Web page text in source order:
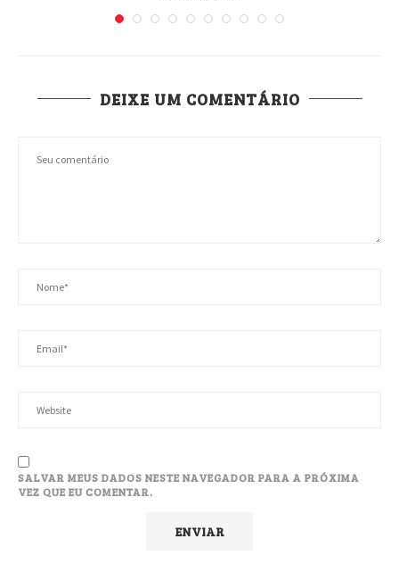
DEIXE UM COMENTÁRIO
SALVAR MEUS DADOS NESTE NAVEGADOR PARA A PRÓXIMA
VEZ QUE EU COMENTAR.